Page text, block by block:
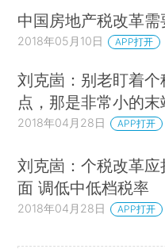
中国房地产税改革
2018年05月10日 APP打开
刘克崮：别老盯着个
点，那是非常小的末
2018年04月28日 APP打开
刘克崮：个税改革应
面 调低中低档税率
2018年04月28日 APP打开